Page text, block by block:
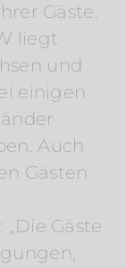
Gäste.
liegt
und
einigen
Auch
Gästen
Gäste